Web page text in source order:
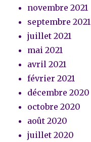
novembre 2021
septembre 2021
juillet 2021
mai 2021
avril 2021
février 2021
décembre 2020
octobre 2020
août 2020
juillet 2020